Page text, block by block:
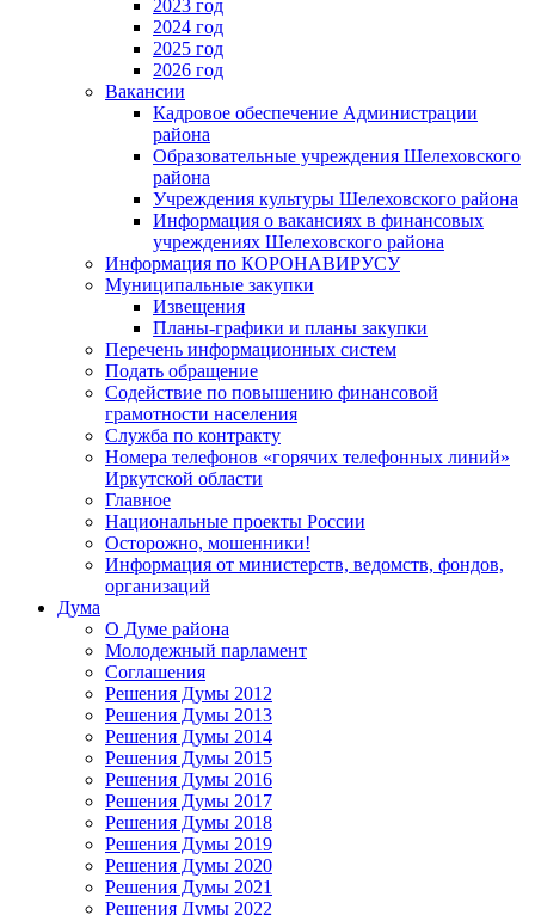
2023 год
2024 год
2025 год
2026 год
Вакансии
Кадровое обеспечение Администрации
района
Образовательные учреждения Шелеховского
района
Учреждения культуры Шелеховского района
Информация о вакансиях в финансовых
учреждениях Шелеховского района
Информация по КОРОНАВИРУСУ
Муниципальные закупки
Извещения
Планы-графики и планы закупки
Перечень информационных систем
Подать обращение
Содействие по повышению финансовой
грамотности населения
Служба по контракту
Номера телефонов «горячих телефонных линий»
Иркутской области
Главное
Национальные проекты России
Осторожно, мошенники!
Информация от министерств, ведомств, фондов,
организаций
Дума
О Думе района
Молодежный парламент
Соглашения
Решения Думы 2012
Решения Думы 2013
Решения Думы 2014
Решения Думы 2015
Решения Думы 2016
Решения Думы 2017
Решения Думы 2018
Решения Думы 2019
Решения Думы 2020
Решения Думы 2021
Решения Думы 2022